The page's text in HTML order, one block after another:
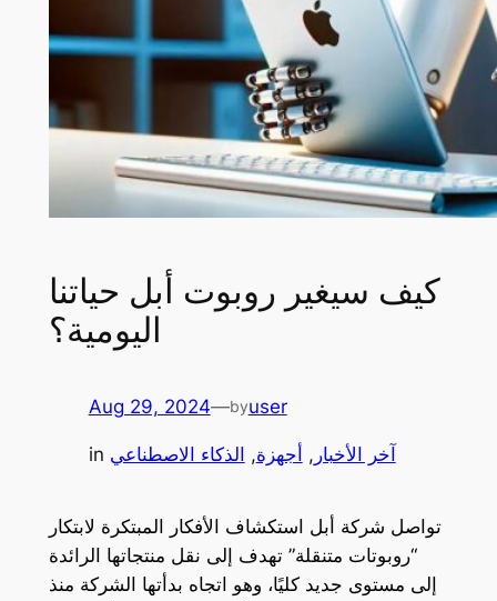
كيف سيغير روبوت أبل حياتنا
اليومية؟
Aug 29, 2024—byuser
in آخر الأخبار , أجهزة, الذكاء الاصطناعي
تواصل شركة أبل استكشاف الأفكار المبتكرة لابتكار
“روبوتات متنقلة” تهدف إلى نقل منتجاتها الرائدة
إلى مستوى جديد كليًا، وهو اتجاه بدأتها الشركة منذ